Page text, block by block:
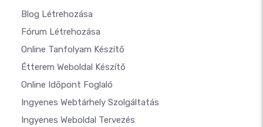
Blog Létrehozása
Fórum Létrehozása
Online Tanfolyam Készítő
Étterem Weboldal Készítő
Online Időpont Foglaló
Ingyenes Webtárhely Szolgáltatás
Ingyenes Weboldal Tervezés